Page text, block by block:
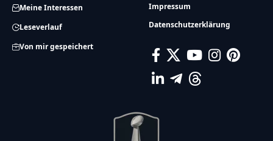
Meine Interessen
Leseverlauf
Von mir gespeichert
Impressum
Datenschutzerklärung